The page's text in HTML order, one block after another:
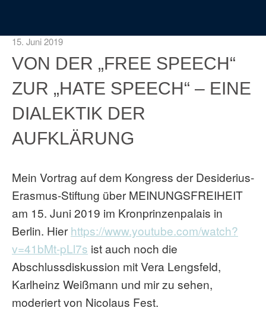
15. Juni 2019
VON DER „FREE SPEECH“
ZUR „HATE SPEECH“ – EINE
DIALEKTIK DER
AUFKLÄRUNG
Mein Vortrag auf dem Kongress der Desiderius-
Erasmus-Stiftung über MEINUNGSFREIHEIT
am 15. Juni 2019 im Kronprinzenpalais in
Berlin. Hierhttps://www.youtube.com/watch?
v=41bMt-pLl7s ist auch noch die
Abschlussdiskussion mit Vera Lengsfeld,
Karlheinz Weißmann und mir zu sehen,
moderiert von Nicolaus Fest.